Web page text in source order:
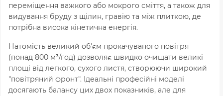
переміщення важкого або мокрого сміття, а також для
видування бруду з щілин, гравію та між плиткою, де
потрібна висока кінетична енергія.
Натомість великий об'єм прокачуваного повітря
(понад 800 м³/год) дозволяє швидко очищати великі
площі від легкого, сухого листя, створюючи широкий
"повітряний фронт". Ідеальні професійні моделі
досягають балансу цих двох показників, але для